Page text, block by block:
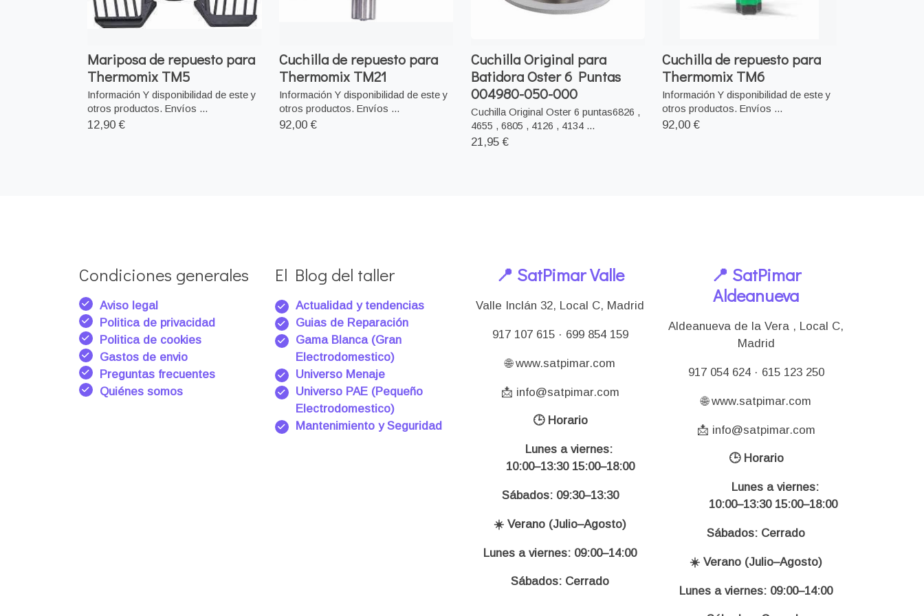
Mariposa de repuesto para
Thermomix TM5
Información Y disponibilidad de este y
otros productos. Envíos ...
12,90 €
Cuchilla de repuesto para
Thermomix TM21
Información Y disponibilidad de este y
otros productos. Envíos ...
92,00 €
Cuchilla Original para
Batidora Oster 6 Puntas
004980-050-000
Cuchilla Original Oster 6 puntas6826 ,
4655 , 6805 , 4126 , 4134 ...
21,95 €
Cuchilla de repuesto para
Thermomix TM6
Información Y disponibilidad de este y
otros productos. Envíos ...
92,00 €
Condiciones generales
Aviso legal
Politica de privacidad
Politica de cookies
Gastos de envio
Preguntas frecuentes
Quiénes somos
El Blog del taller
Actualidad y tendencias
Guias de Reparación
Gama Blanca (Gran
Electrodomestico)
Universo Menaje
Universo PAE (Pequeño
Electrodomestico)
Mantenimiento y Seguridad
📍 SatPimar Valle
Valle Inclán 32, Local C, Madrid
917 107 615 · 699 854 159
🌐 www.satpimar.com
📩 info@satpimar.com
🕒 Horario
Lunes a viernes:
10:00–13:30 15:00–18:00
Sábados: 09:30–13:30
☀️ Verano (Julio–Agosto)
Lunes a viernes: 09:00–14:00
Sábados: Cerrado
📍 SatPimar
Aldeanueva
Aldeanueva de la Vera , Local C,
Madrid
917 054 624 · 615 123 250
🌐 www.satpimar.com
📩 info@satpimar.com
🕒 Horario
Lunes a viernes:
10:00–13:30 15:00–18:00
Sábados: Cerrado
☀️ Verano (Julio–Agosto)
Lunes a viernes: 09:00–14:00